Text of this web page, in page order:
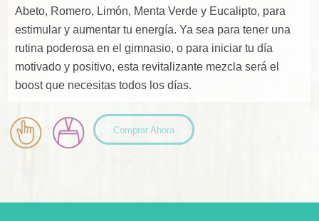
Abeto, Romero, Limón, Menta Verde y Eucalipto, para
estimular y aumentar tu energía. Ya sea para tener una
rutina poderosa en el gimnasio, o para iniciar tu día
motivado y positivo, esta revitalizante mezcla será el
boost que necesitas todos los días.
Comprar Ahora